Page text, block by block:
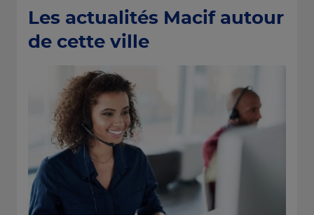
Les actualités Macif autour
de cette ville